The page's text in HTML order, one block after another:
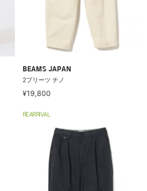
BEAMS JAPAN
2プリーツ チノ
¥19,800
REARRIVAL